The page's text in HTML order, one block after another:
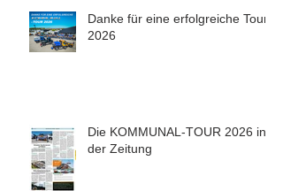
Danke für eine erfolgreiche Tour
2026
Die KOMMUNAL-TOUR 2026 in
der Zeitung